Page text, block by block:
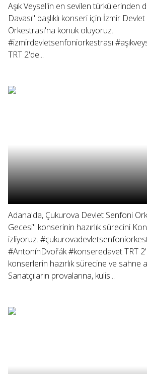
Aşık Veysel'in en sevilen türkülerinden
Davası" başlıklı konseri için İzmir
Orkestrası'na konuk oluyoruz.
#izmirdevletsenfoniorkestrası
TRT 2'de...
Adana'da, Çukurova Devlet Senfoni
Gecesi" konserinin hazırlık sürecini
izliyoruz.
#AntonínDvořák #konseredavet TRT
konserlerin hazırlık sürecine ve sahne
Sanatçıların provalarına, kulis...